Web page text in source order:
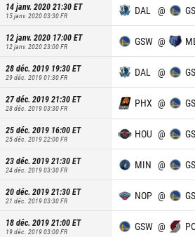
14 janv. 2020 21:30ET
15 janv. 2020 03:30FR DAL @
12 janv. 2020 17:00ET
12 janv. 2020 23:00FR GSW @
28 déc. 2019 19:30ET
29 déc. 2019 01:30FR DAL @
27 déc. 2019 21:30ET
28 déc. 2019 03:30FR PHX @
25 déc. 2019 16:00ET
25 déc. 2019 22:00FR HOU @
23 déc. 2019 21:30ET
24 déc. 2019 03:30FR MIN @
20 déc. 2019 21:30ET
21 déc. 2019 03:30FR NOP @
18 déc. 2019 21:00ET
19 déc. 2019 03:00FR GSW @